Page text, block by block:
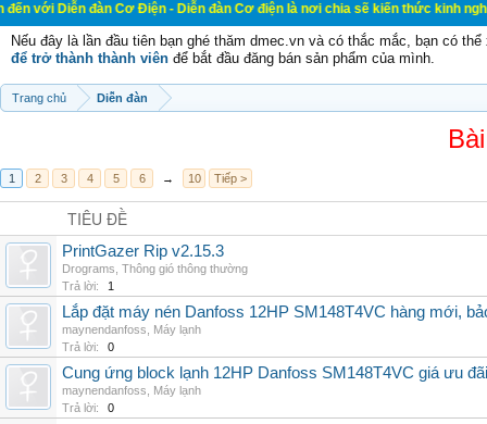
đàn Cơ Điện - Diễn đàn Cơ điện là nơi chia sẽ kiến thức kinh nghiệm
Nếu đây là lần đầu tiên bạn ghé thăm dmec.vn và có thắc mắc, bạn có
để trở thành thành viên để bắt đầu đăng bán sản phẩm của mình.
Trang chủ Diễn đàn
1 2 3 4 5 6 → 10 Tiếp >
TIÊU ĐỀ
PrintGazer Rip v2.15.3
Drograms Thông gió thông thường
Trả lời:
1
Lắp đặt máy nén Danfoss 12HP SM148T4VC hàng mới,
maynendanfoss
Máy lạnh
Trả lời:
0
Cung ứng block lạnh 12HP Danfoss SM148T4VC giá ưu
maynendanfoss
Máy lạnh
Trả lời:
0